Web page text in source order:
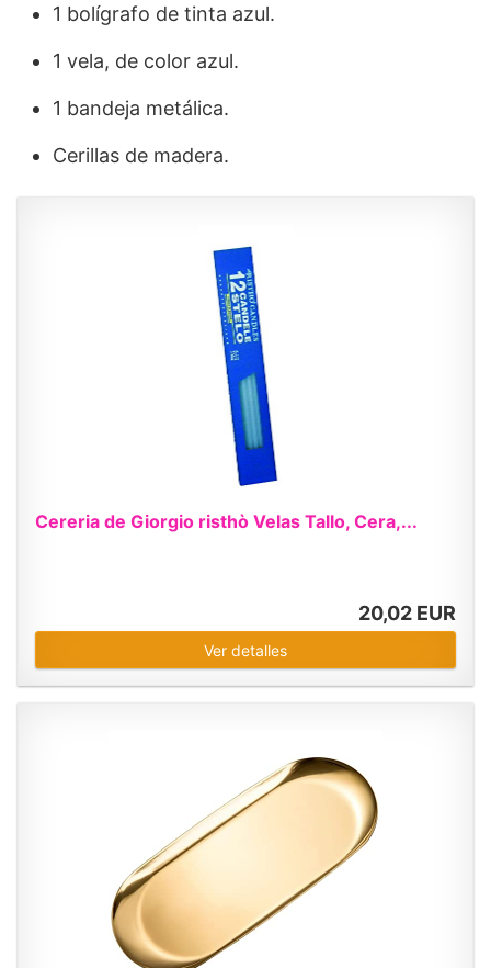
1 bolígrafo de tinta azul.
1 vela, de color azul.
1 bandeja metálica.
Cerillas de madera.
Cereria de Giorgio risthò Velas Tallo, Cera,...
20,02 EUR
Ver detalles